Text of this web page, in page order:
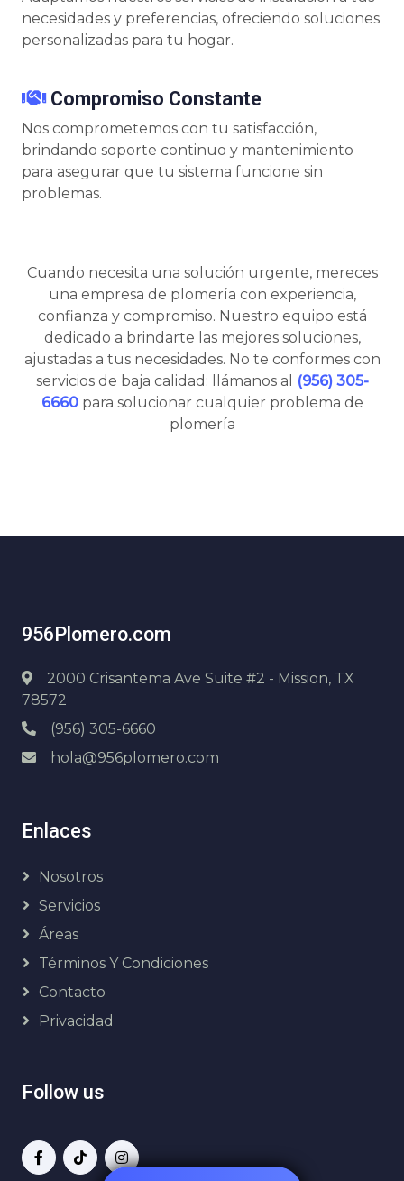
necesidades y preferencias, ofreciendo soluciones
personalizadas para tu hogar.
Compromiso Constante
Nos comprometemos con tu satisfacción,
brindando soporte continuo y mantenimiento
para asegurar que tu sistema funcione sin
problemas.
Cuando necesita una solución urgente, mereces
una empresa de plomería con experiencia,
confianza y compromiso. Nuestro equipo está
dedicado a brindarte las mejores soluciones,
ajustadas a tus necesidades. No te conformes con
servicios de baja calidad: llámanos al
(956) 305-
6660para solucionar cualquier problema de
plomería
956Plomero.com
2000 Crisantema Ave Suite #2 - Mission, TX
78572
(956) 305-6660
hola@956plomero.com
Enlaces
Nosotros
Servicios
Áreas
Términos Y Condiciones
Contacto
Privacidad
Follow us